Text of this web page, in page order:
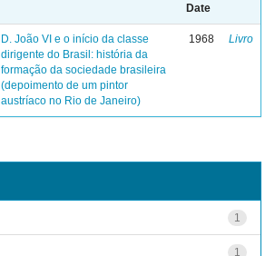
Date
D. João VI e o início da classe
dirigente do Brasil: história da
formação da sociedade brasileira
(depoimento de um pintor
austríaco no Rio de Janeiro)
1968 Livro
1
1